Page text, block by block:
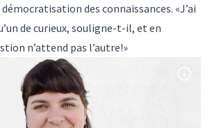
des connaissances. «J’ai
de curieux, souligne-t-il, et en
n’attend pas l’autre!»